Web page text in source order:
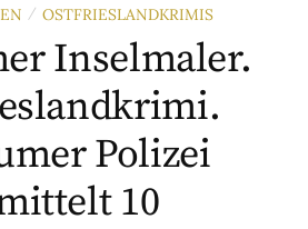
/ OSTFRIESLANDKRIMIS
Inselmaler.
Polizei
10